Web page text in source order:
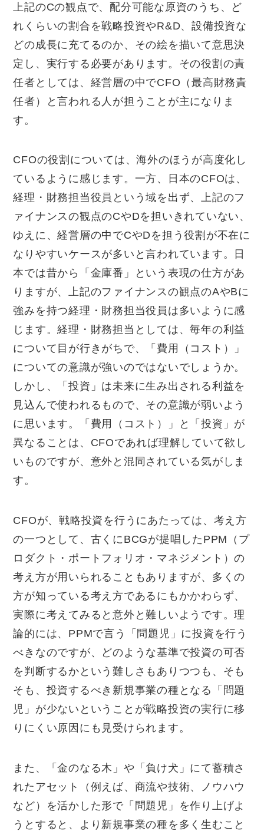
上記のCの観点で、配分可能な原資のうち、ど
れくらいの割合を戦略投資やR&D、設備投資な
どの成長に充てるのか、その絵を描いて意思決
定し、実行する必要があります。その役割の責
任者としては、経営層の中でCFO（最高財務責
任者）と言われる人が担うことが主になりま
す。
CFOの役割については、海外のほうが高度化し
ているように感じます。一方、日本のCFOは、
経理・財務担当役員という域を出ず、上記のフ
ァイナンスの観点のCやDを担いきれていない、
ゆえに、経営層の中でCやDを担う役割が不在に
なりやすいケースが多いと言われています。日
本では昔から「金庫番」という表現の仕方があ
りますが、上記のファイナンスの観点のAやBに
強みを持つ経理・財務担当役員は多いように感
じます。経理・財務担当としては、毎年の利益
について目が行きがちで、「費用（コスト）」
についての意識が強いのではないでしょうか。
しかし、「投資」は未来に生み出される利益を
見込んで使われるもので、その意識が弱いよう
に思います。「費用（コスト）」と「投資」が
異なることは、CFOであれば理解していて欲し
いものですが、意外と混同されている気がしま
す。
CFOが、戦略投資を行うにあたっては、考え方
の一つとして、古くにBCGが提唱したPPM（プ
ロダクト・ポートフォリオ・マネジメント）の
考え方が用いられることもありますが、多くの
方が知っている考え方であるにもかかわらず、
実際に考えてみると意外と難しいようです。理
論的には、PPMで言う「問題児」に投資を行う
べきなのですが、どのような基準で投資の可否
を判断するかという難しさもありつつも、そも
そも、投資するべき新規事業の種となる「問題
児」が少ないということが戦略投資の実行に移
りにくい原因にも見受けられます。
また、「金のなる木」や「負け犬」にて蓄積さ
れたアセット（例えば、商流や技術、ノウハウ
など）を活かした形で「問題児」を作り上げよ
うとすると、より新規事業の種を多く生むこと